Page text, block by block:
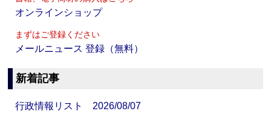
オンラインショップ
まずはご登録ください
メールニュース 登録（無料）
新着記事
行政情報リスト 2026/08/07